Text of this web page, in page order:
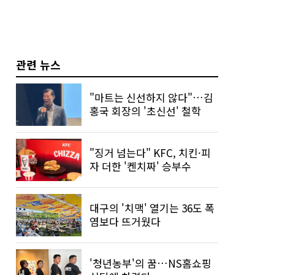
관련 뉴스
"마트는 신선하지 않다"…김
홍국 회장의 '초신선' 철학
"징거 넘는다" KFC, 치킨·피
자 더한 '켄치짜' 승부수
대구의 '치맥' 열기는 36도 폭
염보다 뜨거웠다
'청년농부'의 꿈…NS홈쇼핑